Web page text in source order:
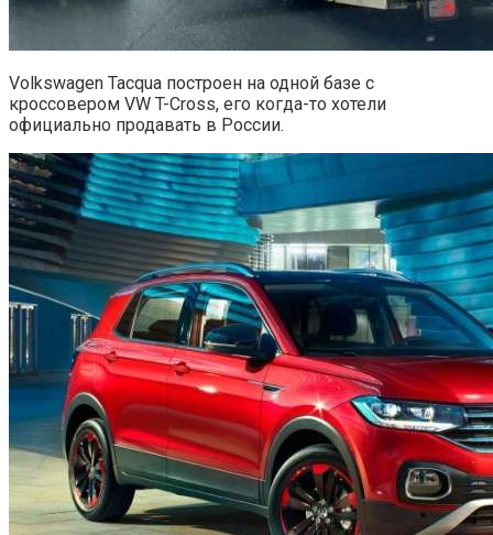
Volkswagen Tacqua построен на одной базе с
кроссовером VW T-Cross, его когда-то хотели
официально продавать в России.